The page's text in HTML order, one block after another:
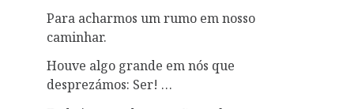
Para acharmos um rumo em nosso
caminhar.
Houve algo grande em nós que
desprezámos: Ser! …